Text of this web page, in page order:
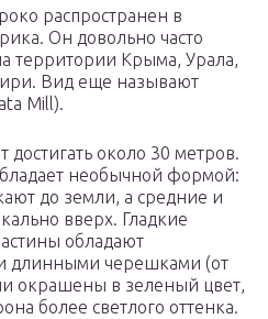
распространен в
Он довольно часто
территории Крыма, Урала,
Вид еще называют
Mill).
достигать около 30 метров.
необычной формой:
до земли, а средние и
вверх. Гладкие
обладают
длинными черешками (от
окрашены в зеленый цвет,
более светлого оттенка.